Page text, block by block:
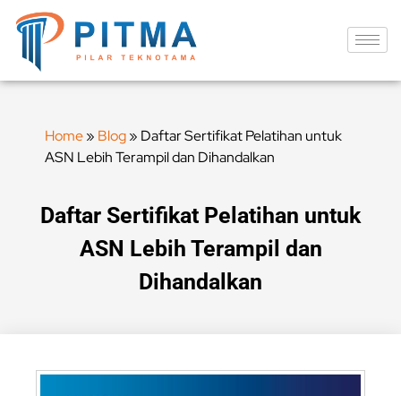
Home» Blog» Daftar Sertifikat Pelatihan untuk
ASN Lebih Terampil dan Dihandalkan
Daftar Sertifikat Pelatihan untuk
ASN Lebih Terampil dan
Dihandalkan